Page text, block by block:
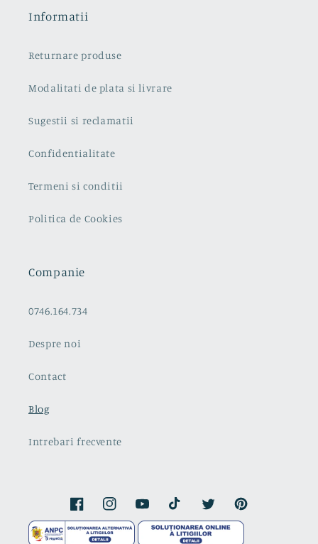
Informatii
Returnare produse
Modalitati de plata si livrare
Sugestii si reclamatii
Confidentialitate
Termeni si conditii
Politica de Cookies
Companie
0746.164.734
Despre noi
Contact
Blog
Intrebari frecvente
FacebookInstagramYouTubeTikTok TwitterPinterest